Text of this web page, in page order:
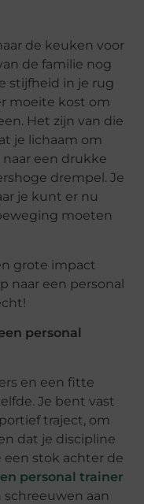
de keuken voor
de familie nog
stijfheid in je rug
moeite kost om
Het zijn van die
je lichaam om
naar een drukke
drempel. Je
je kunt er nu
moeten
grote impact
naar een personal
personal
en een fitte
Je bent vast
traject, om
dat je discipline
een stok achter de
personal trainer
schreeuwen aan